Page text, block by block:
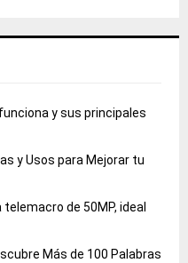
y sus principales
y Usos para Mejorar tu
de 50MP, ideal
Más de 100 Palabras